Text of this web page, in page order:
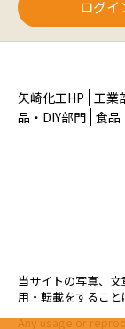
ログイ
矢崎化工HP 工業
品・DIY部門 食品
当サイトの写真、
用・転載をすること
Any usage or